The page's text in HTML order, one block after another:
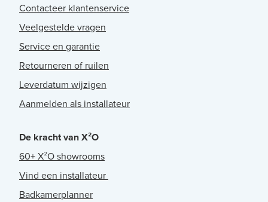
Contacteer klantenservice
Veelgestelde vragen
Service en garantie
Retourneren of ruilen
Leverdatum wijzigen
Aanmelden als installateur
De kracht van X²O
60+ X²O showrooms
Vind een installateur
Badkamerplanner